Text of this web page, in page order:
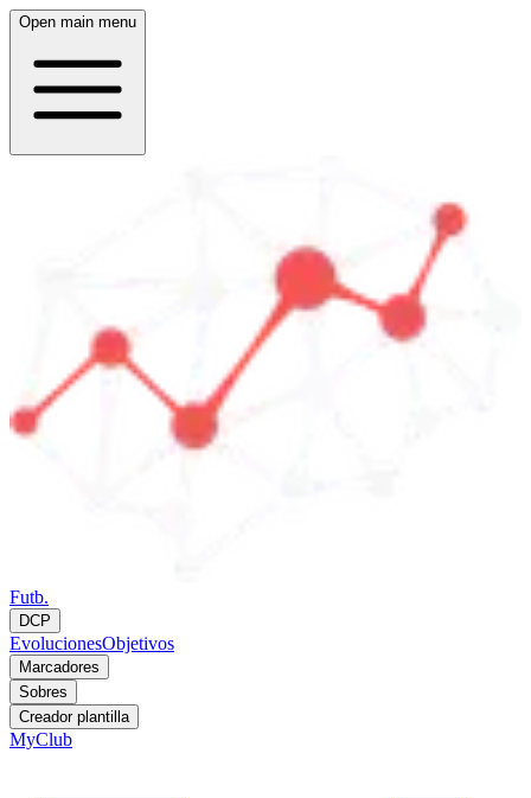
Open main menu
Futb.
DCP
EvolucionesObjetivos
Marcadores
Sobres
Creador plantilla
MyClub